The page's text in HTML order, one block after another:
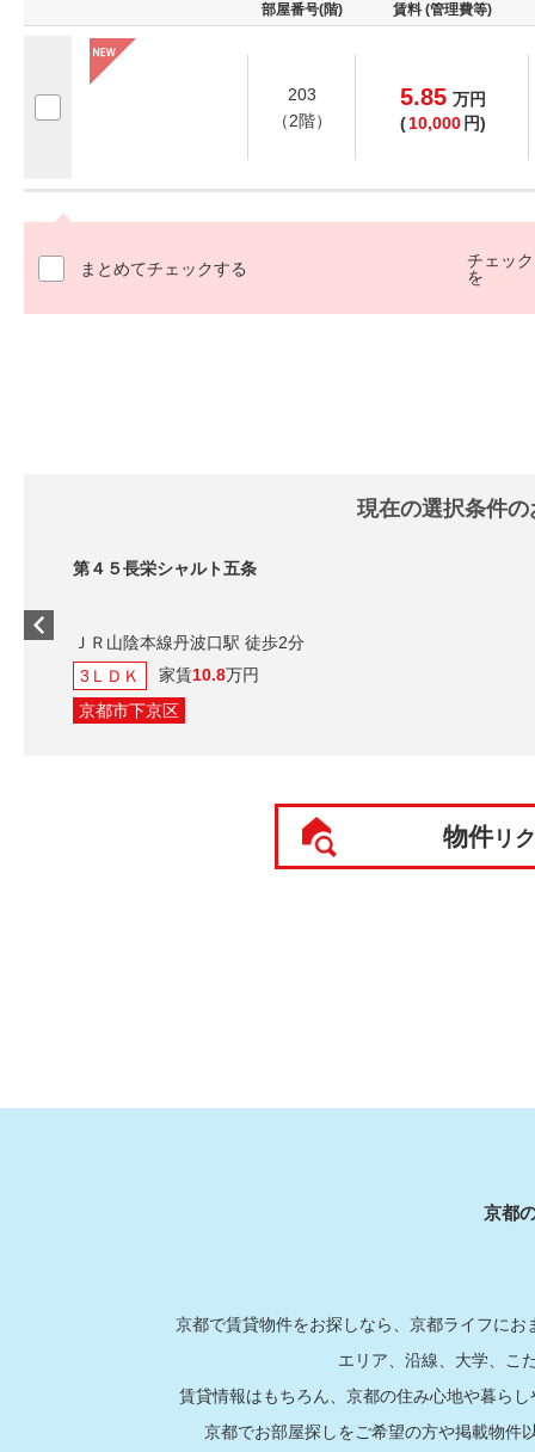
部屋番号(階) 賃料 (管理費等)
203
（2階）
5.85 万円
( 10,000 円)
まとめてチェックする
チェッ
を
現在の選択条件
第４５長栄シャルト五条
ＪＲ山陰本線丹波口駅 徒歩2分
3ＬＤＫ
家賃10.8万円
京都市下京区
物件リ
京都
京都で賃貸物件をお探しなら、京都ライフに
エリア、沿線、大学、こ
賃貸情報はもちろん、京都の住み心地や暮ら
京都でお部屋探しをご希望の方や掲載物件